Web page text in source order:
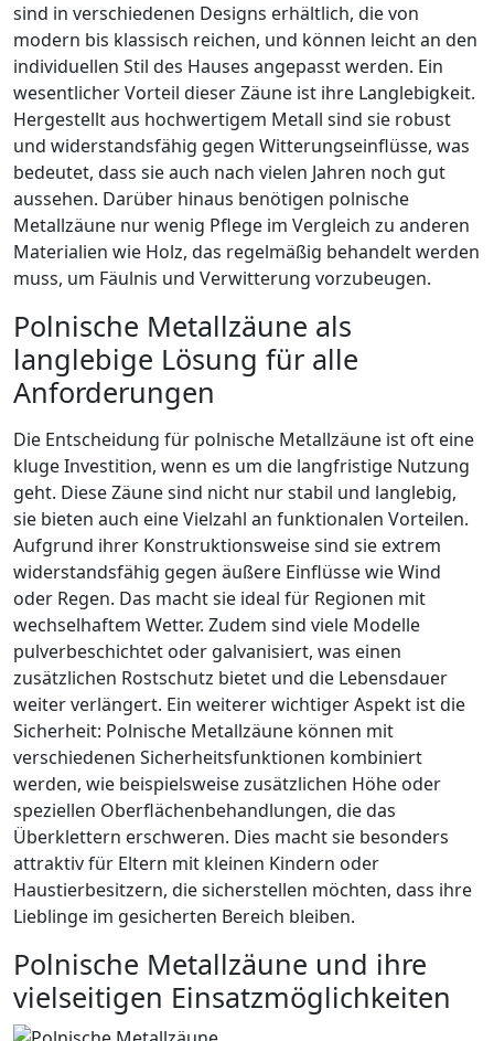
sind in verschiedenen Designs erhältlich, die von
modern bis klassisch reichen, und können leicht an den
individuellen Stil des Hauses angepasst werden. Ein
wesentlicher Vorteil dieser Zäune ist ihre Langlebigkeit.
Hergestellt aus hochwertigem Metall sind sie robust
und widerstandsfähig gegen Witterungseinflüsse, was
bedeutet, dass sie auch nach vielen Jahren noch gut
aussehen. Darüber hinaus benötigen polnische
Metallzäune nur wenig Pflege im Vergleich zu anderen
Materialien wie Holz, das regelmäßig behandelt werden
muss, um Fäulnis und Verwitterung vorzubeugen.
Polnische Metallzäune als
langlebige Lösung für alle
Anforderungen
Die Entscheidung für polnische Metallzäune ist oft eine
kluge Investition, wenn es um die langfristige Nutzung
geht. Diese Zäune sind nicht nur stabil und langlebig,
sie bieten auch eine Vielzahl an funktionalen Vorteilen.
Aufgrund ihrer Konstruktionsweise sind sie extrem
widerstandsfähig gegen äußere Einflüsse wie Wind
oder Regen. Das macht sie ideal für Regionen mit
wechselhaftem Wetter. Zudem sind viele Modelle
pulverbeschichtet oder galvanisiert, was einen
zusätzlichen Rostschutz bietet und die Lebensdauer
weiter verlängert. Ein weiterer wichtiger Aspekt ist die
Sicherheit: Polnische Metallzäune können mit
verschiedenen Sicherheitsfunktionen kombiniert
werden, wie beispielsweise zusätzlichen Höhe oder
speziellen Oberflächenbehandlungen, die das
Überklettern erschweren. Dies macht sie besonders
attraktiv für Eltern mit kleinen Kindern oder
Haustierbesitzern, die sicherstellen möchten, dass ihre
Lieblinge im gesicherten Bereich bleiben.
Polnische Metallzäune und ihre
vielseitigen Einsatzmöglichkeiten